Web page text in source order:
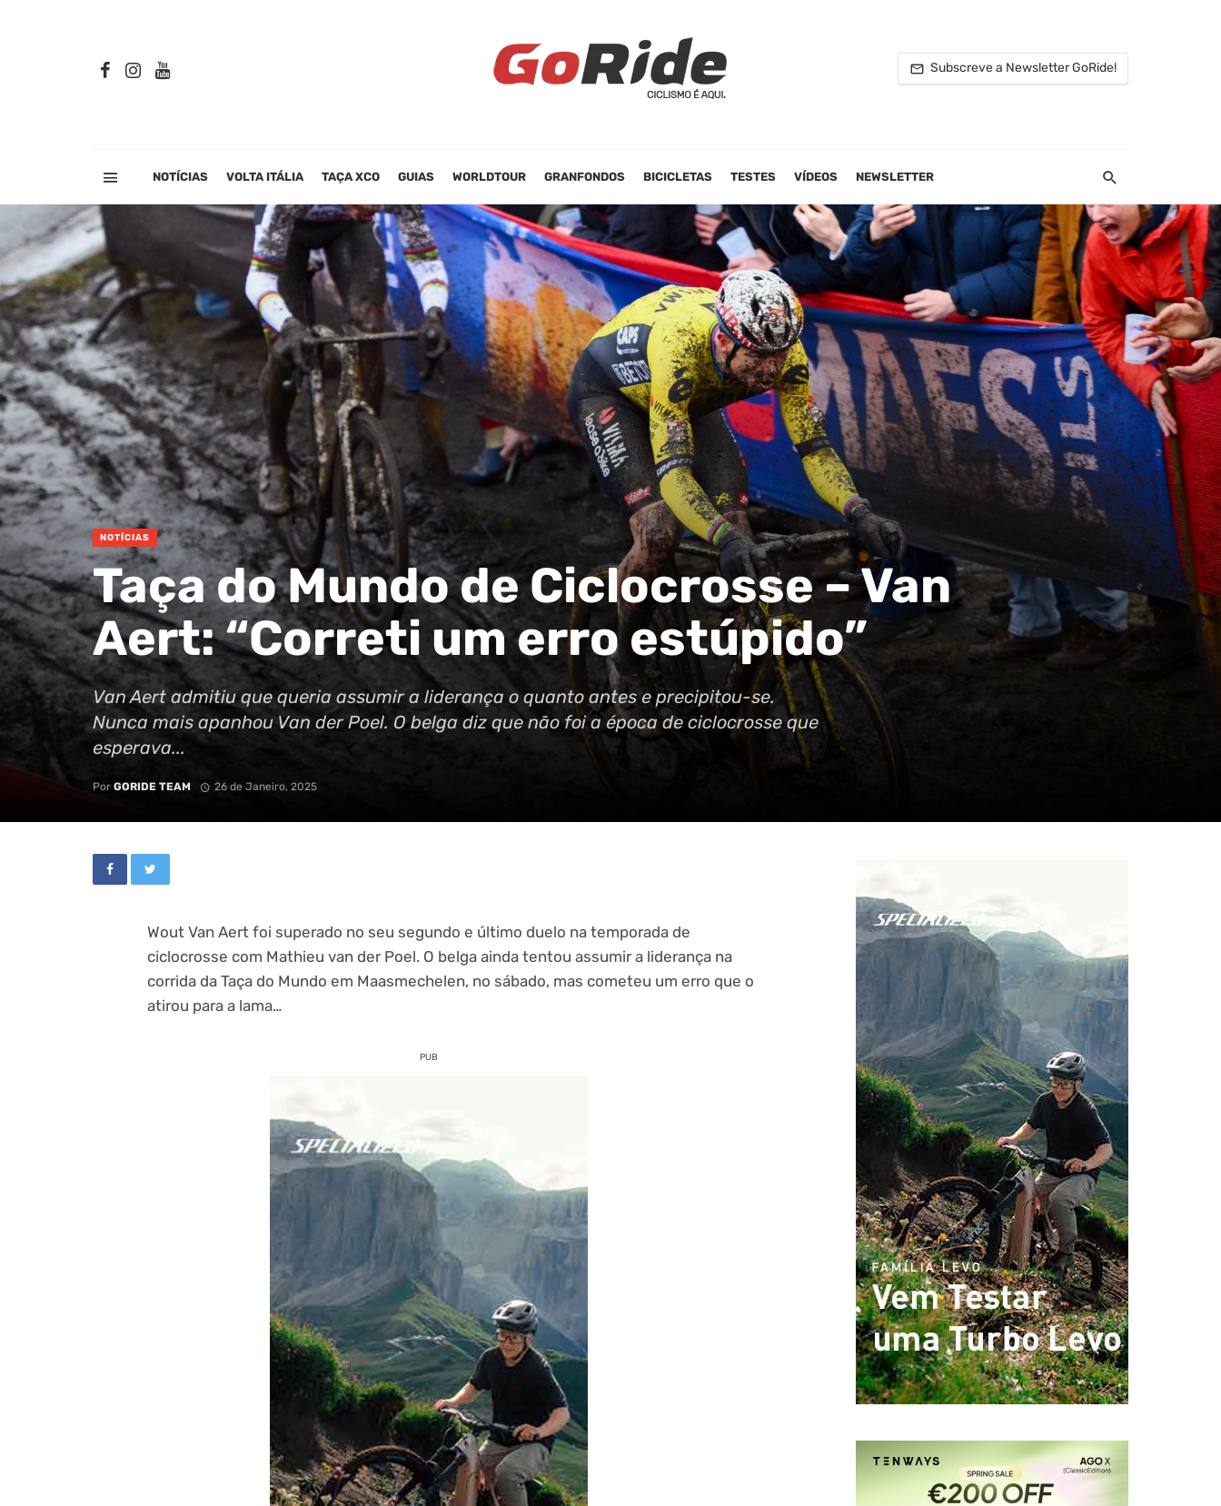
Subscreve a Newsletter GoRide!
NOTÍCIAS VOLTA ITÁLIA TAÇA XCO GUIAS WORLDTOUR GRANFONDOS BICICLETAS TESTES VÍDEOS NEWSLETTER
NOTÍCIAS
Taça do Mundo de Ciclocrosse – Van
Aert: “Correti um erro estúpido”
Van Aert admitiu que queria assumir a liderança o quanto antes e precipitou-se.
Nunca mais apanhou Van der Poel. O belga diz que não foi a época de ciclocrosse que
esperava...
Por GORIDE TEAM 26 de Janeiro, 2025
Wout Van Aert foi superado no seu segundo e último duelo na temporada de
ciclocrosse com Mathieu van der Poel. O belga ainda tentou assumir a liderança na
corrida da Taça do Mundo em Maasmechelen, no sábado, mas cometeu um erro que o
atirou para a lama…
PUB